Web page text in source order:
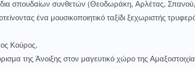
σπουδαίων συνθετών (Θεοδωράκη, Αρλέτας,
ένα μουσικοποιητικό ταξίδι ξεχωριστής
Κούρος.
της Άνοιξης στον μαγευτικό χώρο της